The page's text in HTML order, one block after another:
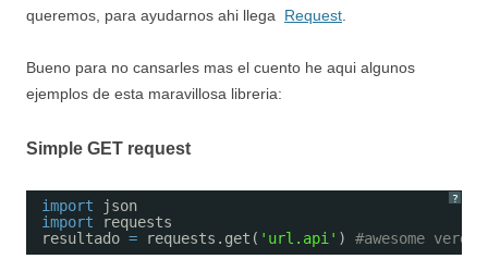
queremos, para ayudarnos ahi llega Request.
Bueno para no cansarles mas el cuento he aqui algunos
ejemplos de esta maravillosa libreria:
Simple GET request
?
import
json
import
requests
resultado = requests.get( 'url.api' ) #awesome